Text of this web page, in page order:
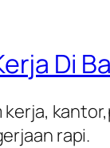
Di
rapi.